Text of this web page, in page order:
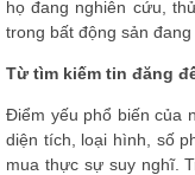
họ đang nghiên cứu,
trong bất động sản
Từ tìm kiếm tin đăng
Điểm yếu phổ biến của
diện tích, loại hình, số
mua thực sự suy nghĩ.